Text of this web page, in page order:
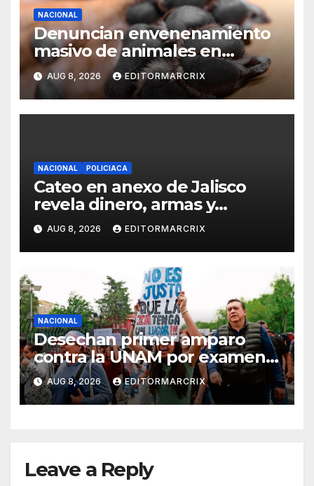
NACIONAL
Denuncian envenenamiento
masivo de animales en
Querétaro
AUG 8, 2026 EDITORMARCRIX
NACIONAL POLICIACA
Cateo en anexo de Jalisco
revela dinero, armas y
sobrecupo
AUG 8, 2026 EDITORMARCRIX
NACIONAL
Desechan primer amparo
contra la UNAM por examen
de admisión
AUG 8, 2026 EDITORMARCRIX
Leave a Reply